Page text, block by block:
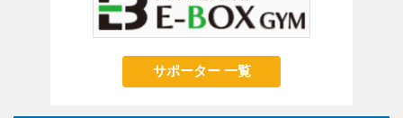
サポーター 一覧